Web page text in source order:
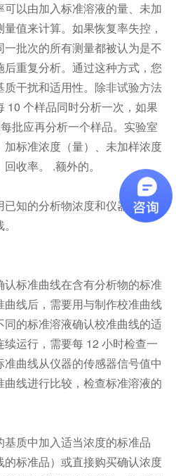
以由加入标准溶液的量、未加
值来计算。如果恢复率失控，
批次的所有测量都被认为是不
重复分析。通过这种方式，您
干扰和适用性。除非试验方法
10 个样品同时分析一次，如果
批应再分析一个样品。实验室
标准浓度（量）、未加样浓度
收率。 .额外的。
知的分析物浓度和仪器相应的
标准曲线在含有分析物的标准
线后，需要用与制作校准曲线
的标准溶液确认校准曲线的适
运行，需要每 12 小时检查一
曲线从仪器的传感器信号值中
线进行比较，检查标准溶液的
质中加入适当浓度的标准品
的标准品）或直接购买确认浓度